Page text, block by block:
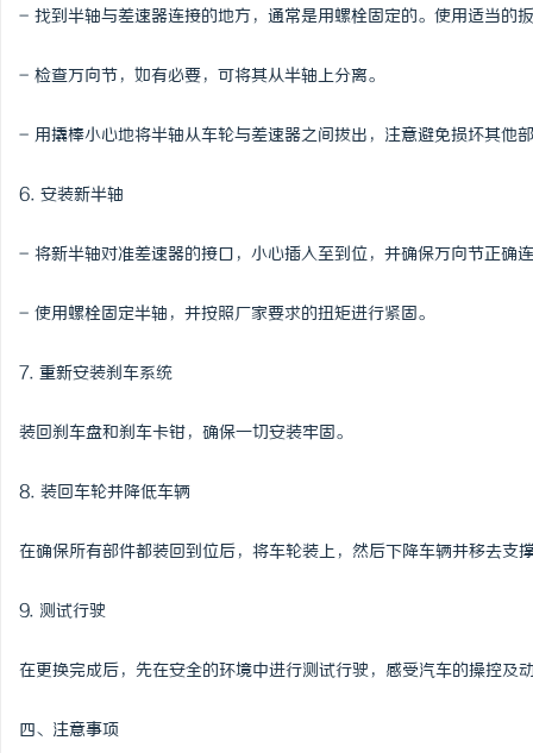
- 找到半轴与差速器连接的地方，通常是用螺栓固定的。使用适当的
- 检查万向节，如有必要，可将其从半轴上分离。
- 用撬棒小心地将半轴从车轮与差速器之间拔出，注意避免损坏其他
6. 安装新半轴
- 将新半轴对准差速器的接口，小心插入至到位，并确保万向节正确
- 使用螺栓固定半轴，并按照厂家要求的扭矩进行紧固。
7. 重新安装刹车系统
装回刹车盘和刹车卡钳，确保一切安装牢固。
8. 装回车轮并降低车辆
在确保所有部件都装回到位后，将车轮装上，然后下降车辆并移去支
9. 测试行驶
在更换完成后，先在安全的环境中进行测试行驶，感受汽车的操控及
四、注意事项